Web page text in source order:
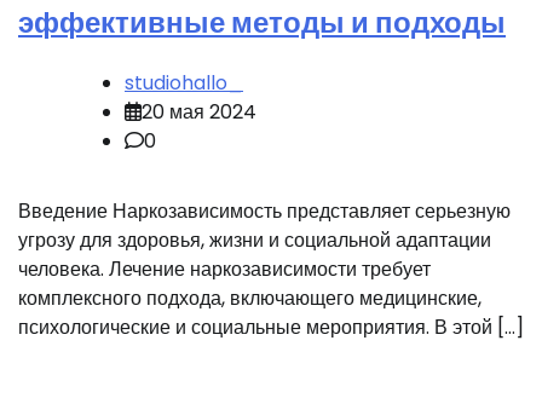
эффективные методы и подходы
studiohallo_
20 мая 2024
0
Введение Наркозависимость представляет серьезную
угрозу для здоровья, жизни и социальной адаптации
человека. Лечение наркозависимости требует
комплексного подхода, включающего медицинские,
психологические и социальные мероприятия. В этой […]